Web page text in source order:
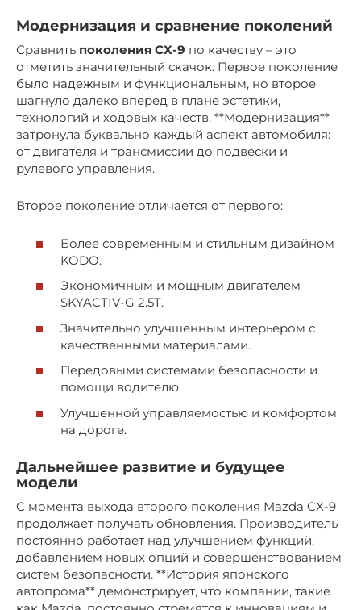
Модернизация и сравнение поколений
Сравнить поколения CX-9 по качеству – это
отметить значительный скачок. Первое поколение
было надежным и функциональным, но второе
шагнуло далеко вперед в плане эстетики,
технологий и ходовых качеств. **Модернизация**
затронула буквально каждый аспект автомобиля:
от двигателя и трансмиссии до подвески и
рулевого управления.
Второе поколение отличается от первого:
Более современным и стильным дизайном
KODO.
Экономичным и мощным двигателем
SKYACTIV-G 2.5T.
Значительно улучшенным интерьером с
качественными материалами.
Передовыми системами безопасности и
помощи водителю.
Улучшенной управляемостью и комфортом
на дороге.
Дальнейшее развитие и будущее
модели
С момента выхода второго поколения Mazda CX-9
продолжает получать обновления. Производитель
постоянно работает над улучшением функций,
добавлением новых опций и совершенствованием
систем безопасности. **История японского
автопрома** демонстрирует, что компании, такие